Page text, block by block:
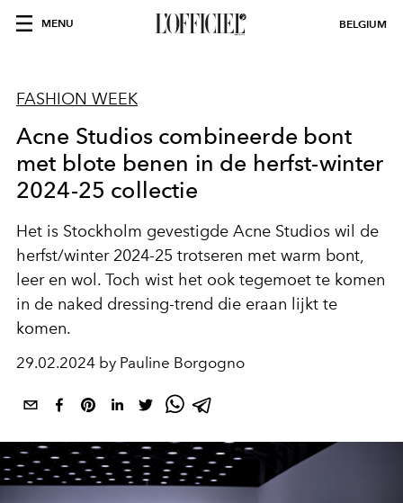
MENU BELGIUM
FASHION WEEK
Acne Studios combineerde bont
met blote benen in de herfst-winter
2024-25 collectie
Het is Stockholm gevestigde Acne Studios wil de
herfst/winter 2024-25 trotseren met warm bont,
leer en wol. Toch wist het ook tegemoet te komen
in de naked dressing-trend die eraan lijkt te
komen.
29.02.2024 by Pauline Borgogno